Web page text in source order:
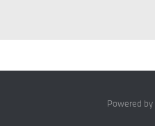
Powered by